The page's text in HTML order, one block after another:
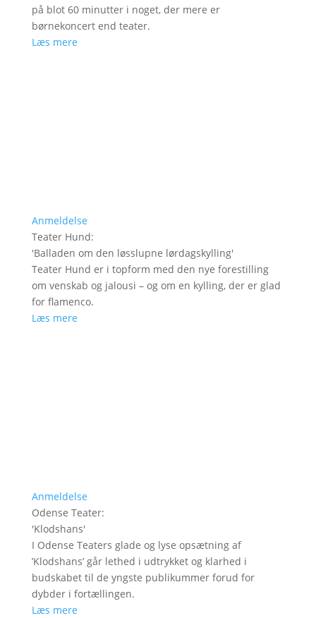
på blot 60 minutter i noget, der mere er
børnekoncert end teater.
Læs mere
Anmeldelse
Teater Hund:
'Balladen om den løsslupne lørdagskylling'
Teater Hund er i topform med den nye forestilling
om venskab og jalousi – og om en kylling, der er glad
for flamenco.
Læs mere
Anmeldelse
Odense Teater:
'Klodshans'
I Odense Teaters glade og lyse opsætning af
’Klodshans’ går lethed i udtrykket og klarhed i
budskabet til de yngste publikummer forud for
dybder i fortællingen.
Læs mere